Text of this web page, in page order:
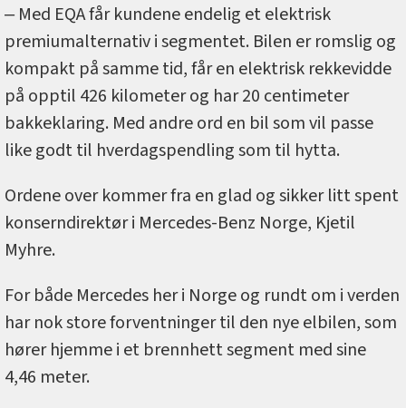
‒ Med EQA får kundene endelig et elektrisk
premiumalternativ i segmentet. Bilen er romslig og
kompakt på samme tid, får en elektrisk rekkevidde
på opptil 426 kilometer og har 20 centimeter
bakkeklaring. Med andre ord en bil som vil passe
like godt til hverdagspendling som til hytta.
Ordene over kommer fra en glad og sikker litt spent
konserndirektør i Mercedes-Benz Norge, Kjetil
Myhre.
For både Mercedes her i Norge og rundt om i verden
har nok store forventninger til den nye elbilen, som
hører hjemme i et brennhett segment med sine
4,46 meter.